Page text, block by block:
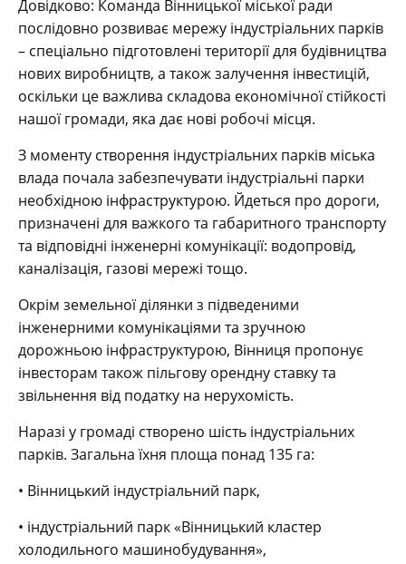
Довідково: Команда Вінницької міської ради
послідовно розвиває мережу індустріальних парків
– спеціально підготовлені території для будівництва
нових виробництв, а також залучення інвестицій,
оскільки це важлива складова економічної стійкості
нашої громади, яка дає нові робочі місця.
З моменту створення індустріальних парків міська
влада почала забезпечувати індустріальні парки
необхідною інфраструктурою. Йдеться про дороги,
призначені для важкого та габаритного транспорту
та відповідні інженерні комунікації: водопровід,
каналізація, газові мережі тощо.
Окрім земельної ділянки з підведеними
інженерними комунікаціями та зручною
дорожньою інфраструктурою, Вінниця пропонує
інвесторам також пільгову орендну ставку та
звільнення від податку на нерухомість.
Наразі у громаді створено шість індустріальних
парків. Загальна їхня площа понад 135 га:
• Вінницький індустріальний парк,
• індустріальний парк «Вінницький кластер
холодильного машинобудування»,